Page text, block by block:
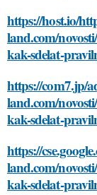
https://host.io/
land.com/
kak-sdelat-
https://com7.jp/
land.com/
kak-sdelat-
https://
land.com/
kak-sdelat-